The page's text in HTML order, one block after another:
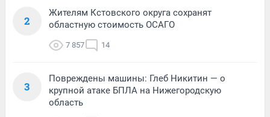
2
Жителям Кстовского округа сохранят
областную стоимость ОСАГО
7 857 14
3
Повреждены машины: Глеб Никитин — о
крупной атаке БПЛА на Нижегородскую
область